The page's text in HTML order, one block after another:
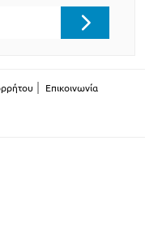
Επικοινωνία